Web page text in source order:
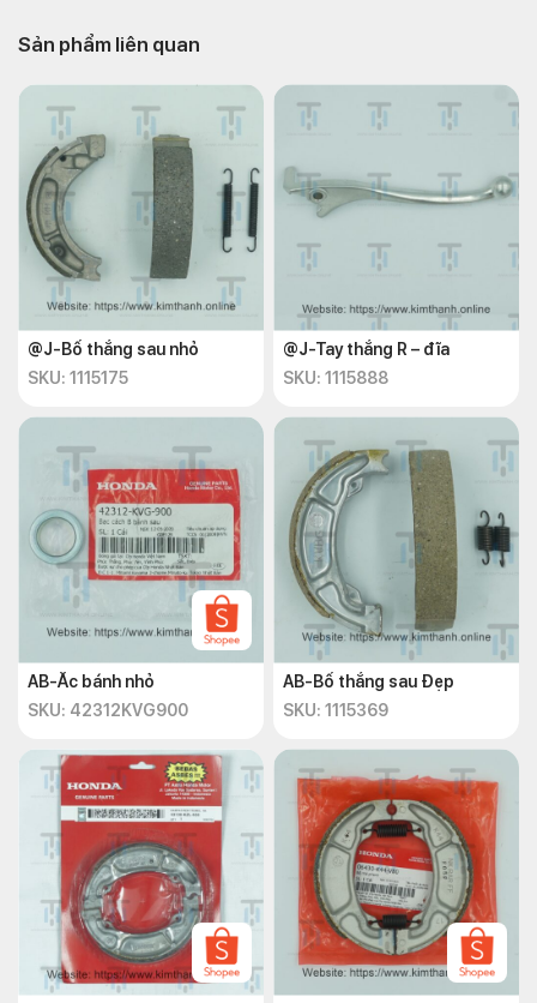
Sản phẩm liên quan
@J-Bố thắng sau nhỏ
SKU: 1115175
@J-Tay thắng R – đĩa
SKU: 1115888
AB-Ắc bánh nhỏ
SKU: 42312KVG900
AB-Bố thắng sau Đẹp
SKU: 1115369